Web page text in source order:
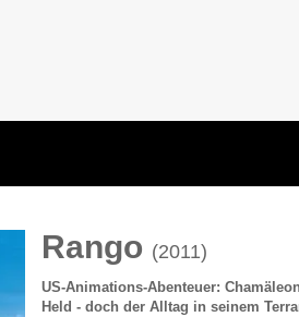
Rango (2011)
US-Animations-Abenteuer:
Held - doch der Alltag in seinem